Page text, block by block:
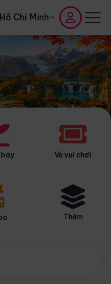
Chí Minh
bay Vé vui chơi
Thêm